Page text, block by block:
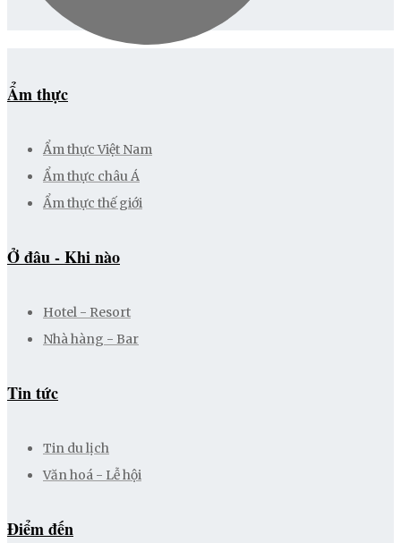
Ẩm thực
Ẩm thực Việt Nam
Ẩm thực châu Á
Ẩm thực thế giới
Ở đâu - Khi nào
Hotel - Resort
Nhà hàng - Bar
Tin tức
Tin du lịch
Văn hoá - Lễ hội
Điểm đến